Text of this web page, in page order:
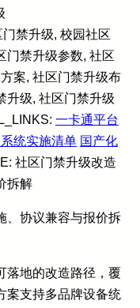
禁升级, 校园社区
门禁升级参数, 社区
案, 社区门禁升级布
升级, 社区门禁升级
一卡通平台
统实施清单 国产化
社区门禁升级改造
拆解
、协议兼容与报价拆
落地的改造路径，覆
案支持多品牌设备统